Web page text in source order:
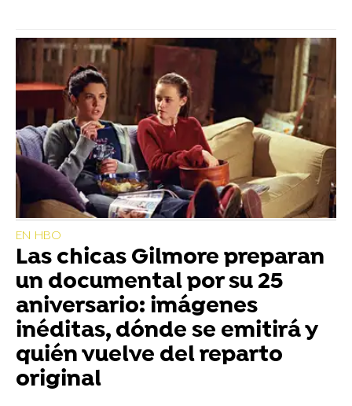
EN HBO
Las chicas Gilmore preparan
un documental por su 25
aniversario: imágenes
inéditas, dónde se emitirá y
quién vuelve del reparto
original